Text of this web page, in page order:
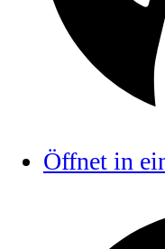
Öffnet in